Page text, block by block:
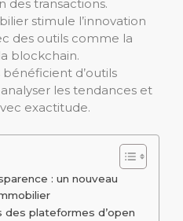
des transactions.
stimule l’innovation
des outils comme la
blockchain.
d’outils
les tendances et
exactitude.
: un nouveau
plateformes d’open